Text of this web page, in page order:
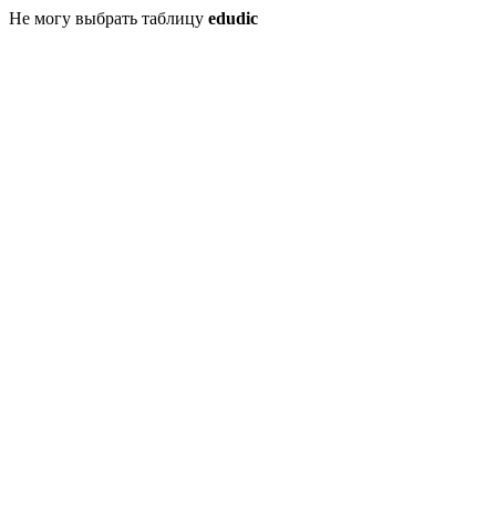
Не могу выбрать таблицу edudic